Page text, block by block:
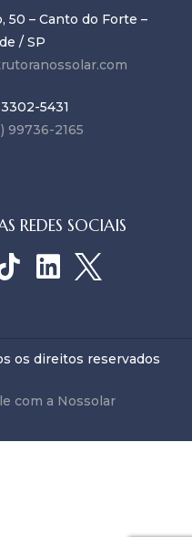
50 – Canto do Forte –
/ SP
5431
99736-2165
REDES SOCIAIS
os direitos reservados
com a Nossolar